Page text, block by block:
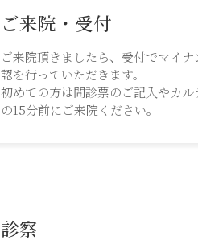
ご来院・受付
ご来院頂きましたら、受付でマイ
認を行っていただきます。
初めての方は問診票のご記入やカ
の15分前にご来院ください。
診察